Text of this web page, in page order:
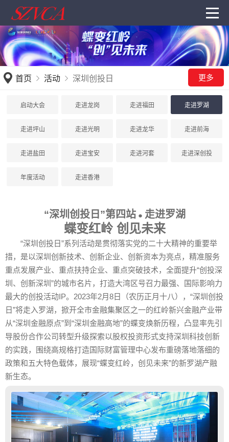
首页 活动 深圳创投日 更多
启动大会 走进龙岗 走进福田 走进罗湖
走进坪山 走进光明 走进龙华 走进前海
走进盐田 走进宝安 走进河套 走进深创投
年度活动 走进香港
“深圳创投日”第四站 ● 走进罗湖
蝶变红岭 创见未来
“深圳创投日”系列活动是贯彻落实党的二十大精神的重要举
措，是以深圳创新技术、创新企业、创新资本为亮点，精准服务
重点发展产业、重点扶持企业、重点突破技术，全面提升“创投深
圳、创新深圳”的城市名片，打造大湾区号召力最强、国际影响力
最大的创投活动IP。2023年2月8日（农历正月十八），“深圳创投
日”将走入罗湖，掀开全市金融集聚区之一的红岭新兴金融产业带
从“深圳金融原点”到“深圳金融高地”的蝶变焕新历程，凸显率先引
导股份合作公司转型升级探索以股权投资形式支持深圳科技创新
的实践，围绕高规格打造国际财富管理中心发布重磅落地落细的
政策和五大特色载体，展现“蝶变红岭，创见未来”的新罗湖产融
新生态。